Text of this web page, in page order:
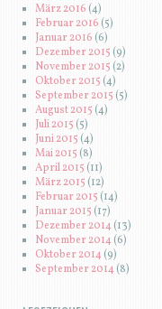
März 2016 (4)
Februar 2016(5)
Januar 2016 (6)
Dezember 2015 (9)
November 2015 (2)
Oktober 2015 (4)
September 2015 (5)
August 2015 (4)
Juli 2015 (5)
Juni 2015 (4)
Mai 2015(8)
April 2015 (11)
März 2015 (12)
Februar 2015 (14)
Januar 2015 (17)
Dezember 2014(13)
November 2014(6)
Oktober 2014(9)
September 2014(8)